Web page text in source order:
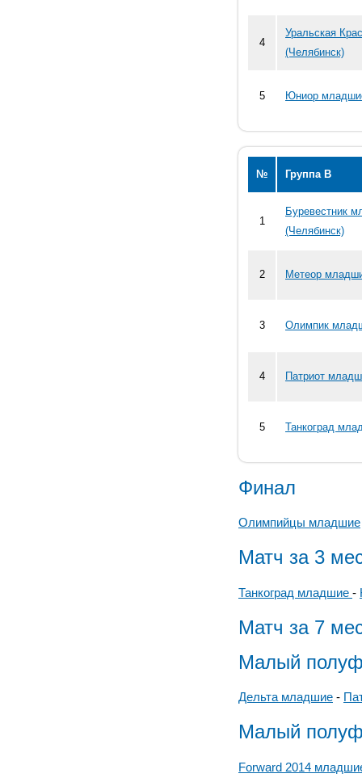
4
Уральская
(Челябинск)
5 Юниор
№ Группа В
1
Буревестник
(Челябинск)
2 Метеор
3 Олимпик
4 Патриот
5 Танкоград
Финал
Олимпийцы младшие
Матч за 3
Танкоград младшие -
Матч за 7
Малый
Дельта младшие -
Малый
Forward 2014